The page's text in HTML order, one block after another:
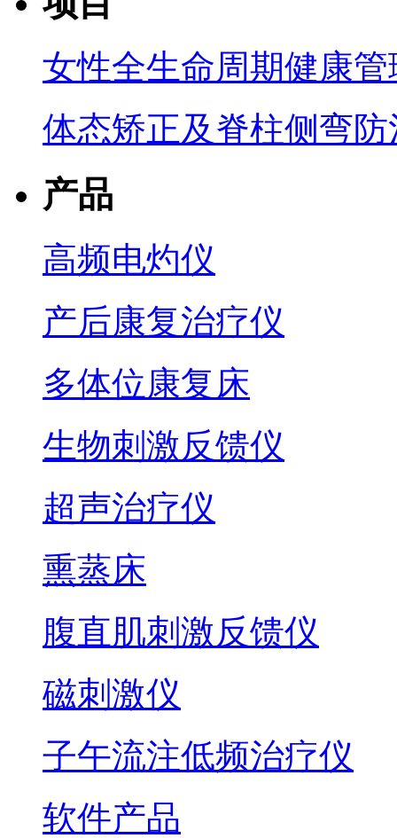
女性全生命周期健康管
体态矫正及脊柱侧弯防
产品
高频电灼仪
产后康复治疗仪
多体位康复床
生物刺激反馈仪
超声治疗仪
熏蒸床
腹直肌刺激反馈仪
磁刺激仪
子午流注低频治疗仪
软件产品